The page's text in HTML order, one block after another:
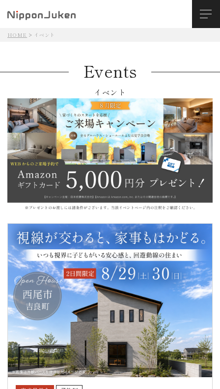
HOME イベント
Events
イベント